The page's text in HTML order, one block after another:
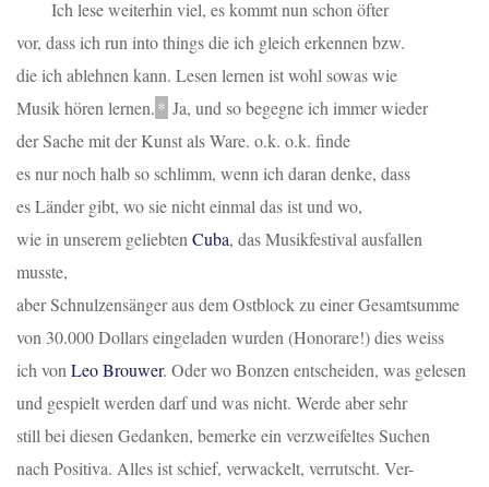
Ich lese weiterhin viel, es kommt nun schon öfter
vor, dass ich run into thingsdie ich gleich erkennen bzw.
die ich ablehnen kann. Lesen lernen ist wohl sowas wie
Musik hören lernen.* Ja, und so begegne ich immer wieder
der Sache mit der Kunst als Ware. o.k. o.k. finde
es nur noch halb so schlimm, wenn ich daran denke, dass
es Länder gibt, wo sie nicht einmal das ist und wo,
wie in unserem geliebten Cuba, das Musikfestival ausfallen
musste,
aber Schnulzensänger aus dem Ostblock zu einer Gesamtsumme
von 30.000 Dollars eingeladen wurden (Honorare!) dies weiss
ich von Leo Brouwer. Oder wo Bonzen entscheiden, was gelesen
und gespielt werden darf und was nicht. Werde aber sehr
still bei diesen Gedanken, bemerke ein verzweifeltes Suchen
nach Positiva. Alles ist schief, verwackelt, verrutscht. Ver-